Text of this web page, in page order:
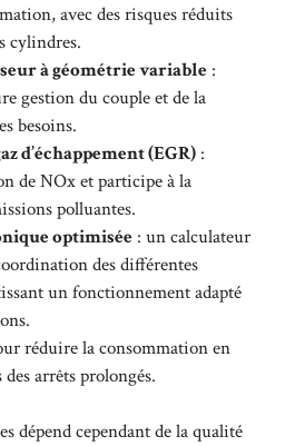
avec des risques réduits
cylindres.
à géométrie variable :
gestion du couple et de la
besoins.
d’échappement (EGR) :
de NOx et participe à la
polluantes.
optimisée : un calculateur
des différentes
un fonctionnement adapté
réduire la consommation en
arrêts prolongés.
dépend cependant de la qualité